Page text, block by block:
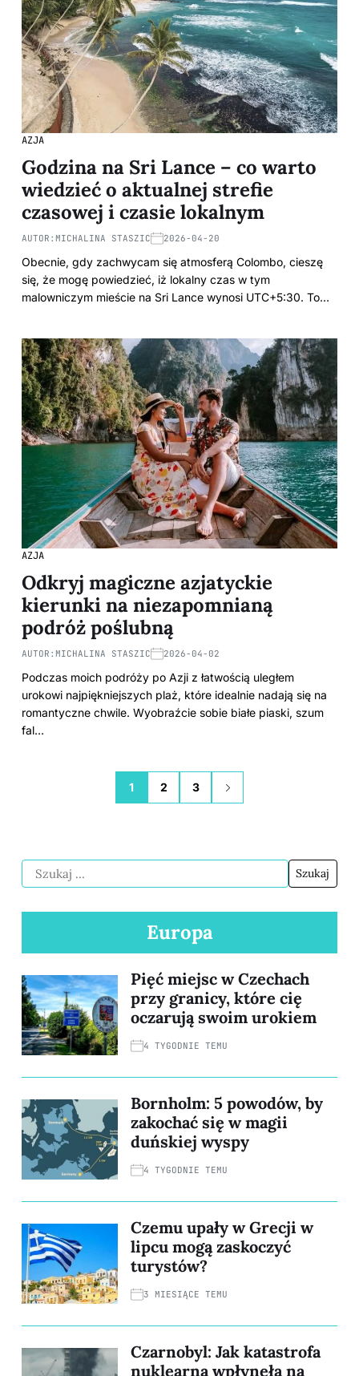
AZJA
Godzina na Sri Lance – co warto
wiedzieć o aktualnej strefie
czasowej i czasie lokalnym
AUTOR: MICHALINA STASZIC 2026-04-20
Obecnie, gdy zachwycam się atmosferą Colombo, cieszę
się, że mogę powiedzieć, iż lokalny czas w tym
malowniczym mieście na Sri Lance wynosi UTC+5:30. To…
AZJA
Odkryj magiczne azjatyckie
kierunki na niezapomnianą
podróż poślubną
AUTOR: MICHALINA STASZIC 2026-04-02
Podczas moich podróży po Azji z łatwością uległem
urokowi najpiękniejszych plaż, które idealnie nadają się na
romantyczne chwile. Wyobraźcie sobie białe piaski, szum
fal…
1 2 3
Europa
Pięć miejsc w Czechach
przy granicy, które cię
oczarują swoim urokiem
4 TYGODNIE TEMU
Bornholm: 5 powodów, by
zakochać się w magii
duńskiej wyspy
4 TYGODNIE TEMU
Czemu upały w Grecji w
lipcu mogą zaskoczyć
turystów?
3 MIESIĄCE TEMU
Czarnobyl: Jak katastrofa
nuklearna wpłynęła na